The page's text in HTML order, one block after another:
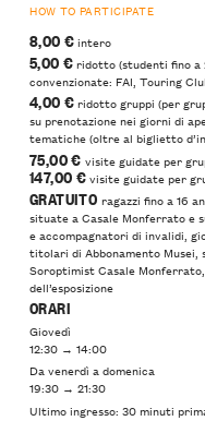
HOW TO PARTICIPATE
8,00 €intero
5,00 €ridotto (studenti fino a
convenzionate: FAI, Touring
4,00 €ridotto gruppi (per
su prenotazione nei giorni di
tematiche (oltre al biglietto
75,00 € visite guidate per
147,00 €visite guidate per
GRATUITO ragazzi fino a 16
situate a Casale Monferrato e
e accompagnatori di invalidi,
titolari di Abbonamento Musei,
Soroptimist Casale
dell’esposizione
ORARI
Giovedì
12:30 → 14:00
Da venerdì a domenica
19:30 → 21:30
Ultimo ingresso: 30 minuti